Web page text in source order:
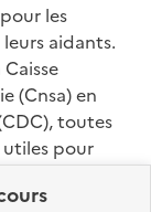
les
aidants.
(Cnsa) en
toutes
utiles pour